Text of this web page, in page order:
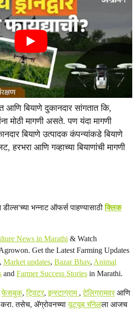
आणि बियाणे दुकानदार सांगतात कि,
मोठी मागणी असते. पण यंदा मागणी
बियाणे उत्पादक कंपन्यांकडे बियाणे
आणि गव्हाच्या बियाणांची मागणी
डील्स'च्या भन्नाट ऑफर्स पाहण्यासाठीक्लिक
News in Marathi & Watch
Get the Latest Farming Updates
, Market updates, Bazar Bhav, Animal
and Farmer Success Stories in Marathi.
फेसबुक,ट्विटर,इन्स्टाग्राम ,टेलिग्रामवरआणि
तसेच, ॲग्रोवनच्यायूट्यूब चॅनेलला आजच